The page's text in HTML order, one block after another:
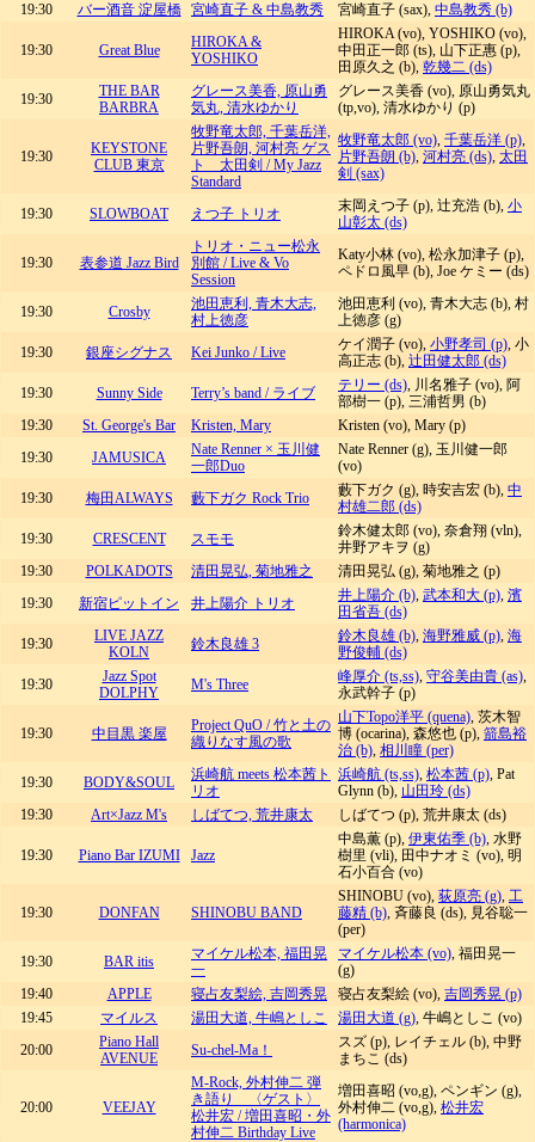
19:30
バー酒音 淀屋橋 宮崎直子 & 中島教秀 宮崎直子 (sax), 中島教秀 (b)
19:30 Great Blue
HIROKA &
YOSHIKO
HIROKA (vo), YOSHIKO (vo),
中田正一郎 (ts), 山下正惠 (p),
田原久之 (b), 乾幾二 (ds)
19:30
THE BAR
BARBRA
グレース美香, 原山勇
気丸, 清水ゆかり
グレース美香 (vo), 原山勇気丸
(tp,vo), 清水ゆかり (p)
19:30
KEYSTONE
CLUB 東京
牧野竜太郎, 千葉岳洋,
片野吾朗, 河村亮 ゲス
ト 太田剣 / My Jazz
Standard
牧野竜太郎 (vo), 千葉岳洋 (p),
片野吾朗 (b), 河村亮 (ds), 太田
剣 (sax)
19:30 SLOWBOAT えつ子 トリオ 末岡えつ子 (p), 辻充浩 (b), 小
山彰太 (ds)
19:30 表参道 Jazz Bird
トリオ・ニュー松永
別館 / Live & Vo
Session
Katy小林 (vo), 松永加津子 (p),
ペドロ風早 (b), Joe ケミー (ds)
19:30 Crosby
池田恵利, 青木大志,
村上徳彦
池田恵利 (vo), 青木大志 (b), 村
上徳彦 (g)
19:30
銀座シグナス Kei Junko / Live ケイ潤子 (vo), 小野孝司 (p), 小
高正志 (b), 辻田健太郎 (ds)
19:30
Sunny Side Terry’s band / ライブ テリー (ds), 川名雅子 (vo), 阿
部樹一 (p), 三浦哲男 (b)
19:30
St. George's Bar Kristen, Mary
Kristen (vo), Mary (p)
19:30
JAMUSICA
Nate Renner × 玉川健
一郎Duo
Nate Renner (g), 玉川健一郎
(vo)
19:30
梅田ALWAYS 藪下ガク Rock Trio 藪下ガク (g), 時安吉宏 (b), 中
村雄二郎 (ds)
19:30
CRESCENT スモモ
鈴木健太郎 (vo), 奈倉翔 (vln),
井野アキヲ (g)
19:30
POLKADOTS 清田晃弘, 菊地雅之
清田晃弘 (g), 菊地雅之 (p)
19:30
新宿ピットイン 井上陽介 トリオ 井上陽介 (b), 武本和大 (p), 濱
田省吾 (ds)
19:30
LIVE JAZZ
KOLN
鈴木良雄 3 鈴木良雄 (b), 海野雅威 (p), 海
野俊輔 (ds)
19:30
Jazz Spot
DOLPHY
M's Three 峰厚介 (ts,ss), 守谷美由貴 (as),
永武幹子 (p)
19:30 中目黒 楽屋
Project QuO / 竹と土の
織りなす風の歌
山下Topo洋平 (quena), 茨木智
博 (ocarina), 森悠也 (p), 箭島裕
治 (b), 相川瞳 (per)
19:30
BODY&SOUL
浜崎航 meets 松本茜ト
リオ
浜崎航 (ts,ss), 松本茜 (p), Pat
Glynn (b), 山田玲 (ds)
19:30
Art×Jazz M's しばてつ, 荒井康太 しばてつ (p), 荒井康太 (ds)
19:30 Piano Bar IZUMI Jazz
中島薫 (p), 伊東佑季 (b), 水野
樹里 (vli), 田中ナオミ (vo), 明
石小百合 (vo)
19:30 DONFAN SHINOBU BAND
SHINOBU (vo), 荻原亮 (g), 工
藤精 (b), 斉藤良 (ds), 見谷聡一
(per)
19:30
BAR itis
マイケル松本, 福田晃
一
マイケル松本 (vo), 福田晃一
(g)
19:40
APPLE 寝占友梨絵, 吉岡秀晃 寝占友梨絵 (vo), 吉岡秀晃 (p)
19:45
マイルス 湯田大道, 牛嶋としこ 湯田大道 (g), 牛嶋としこ (vo)
20:00
Piano Hall
AVENUE
Su-chel-Ma！
スズ (p), レイチェル (b), 中野
まちこ (ds)
20:00 VEEJAY
M-Rock, 外村伸二 弾
き語り 〈ゲスト〉
松井宏 / 増田喜昭・外
村伸二 Birthday Live
増田喜昭 (vo,g), ペンギン (g),
外村伸二 (vo,g), 松井宏
(harmonica)